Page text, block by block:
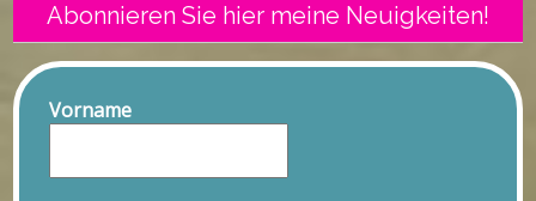
Abonnieren Sie hier meine Neuigkeiten!
Vorname